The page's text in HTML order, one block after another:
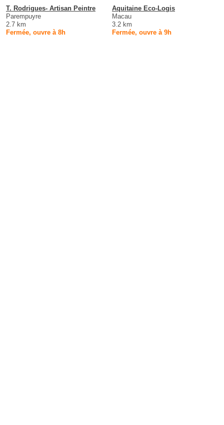
T. Rodrigues- Artisan Peintre
Parempuyre
2.7 km
Fermée, ouvre à 8h
Aquitaine Eco-Logis
Macau
3.2 km
Fermée, ouvre à 9h